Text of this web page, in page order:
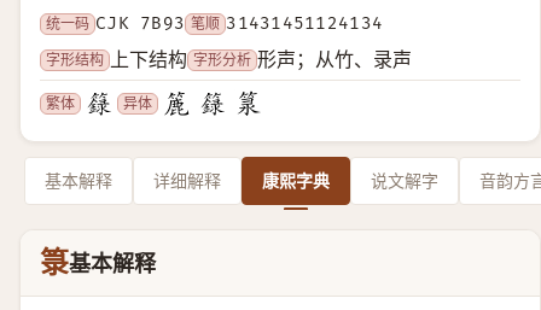
统一码 CJK 7B93 笔顺 31431451124134
字形结构
上下结构 字形分析 形声；从竹、录声
繁体 异体
基本解释 详细解释 康熙字典 说文解字 音韵方
箓基本解释